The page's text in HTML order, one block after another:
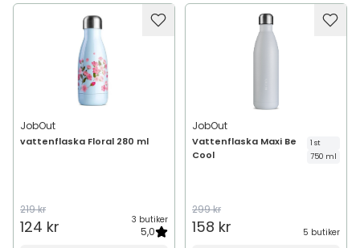
JobOut
vattenflaska Floral 280 ml
219 kr
124 kr 3 butiker
5,0
JobOut
Vattenflaska Maxi Be
Cool
1 st
750 ml
299 kr
158 kr 5 butiker